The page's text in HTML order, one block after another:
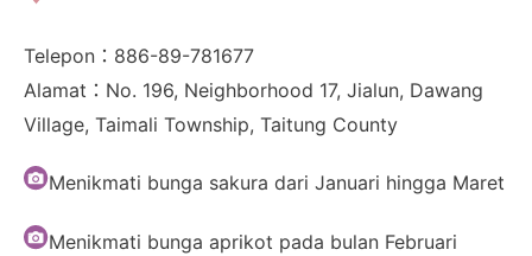
Telepon：886-89-781677
Alamat：No. 196, Neighborhood 17, Jialun, Dawang
Village, Taimali Township, Taitung County
Menikmati bunga sakura dari Januari hingga Maret
Menikmati bunga aprikot pada bulan Februari